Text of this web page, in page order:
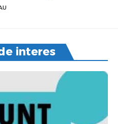
interes